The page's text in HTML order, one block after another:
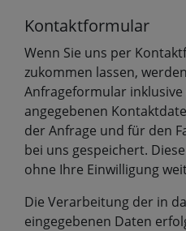
Kontaktformular
Wenn Sie uns per
zukommen lassen,
Anfrageformular
angegebenen
der Anfrage und für den
bei uns gespeichert.
ohne Ihre Einwilligung
Die Verarbeitung der in
eingegebenen Daten